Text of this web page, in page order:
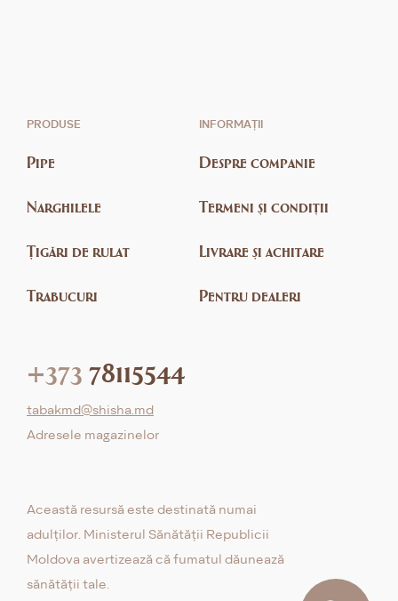
PRODUSE
Pipe
Narghilele
Țigări de rulat
Trabucuri
INFORMAȚII
Despre companie
Termeni și condiții
Livrare și achitare
Pentru dealeri
+373 78115544
tabakmd@shisha.md
Adresele magazinelor
Această resursă este destinată numai
adulților. Ministerul Sănătății Republicii
Moldova avertizează că fumatul dăunează
sănătății tale.